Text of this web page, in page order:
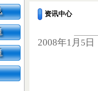
资讯中心
2008年1 月 5 日